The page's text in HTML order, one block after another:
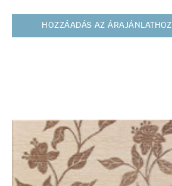
HOZZÁADÁS AZ ÁRAJÁNLATHOZ